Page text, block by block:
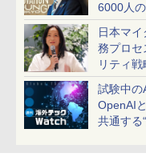
6000人
かした「
RICOH」
日本マ
務プロセ
リティ
が2027
試験中
OpenAI
共通する